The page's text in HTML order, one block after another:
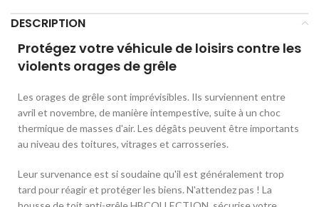
DESCRIPTION
Protégez votre véhicule de loisirs contre les
violents orages de grêle
Les orages de grêle sont imprévisibles. Ils surviennent entre
avril et novembre, de manière intempestive, suite à un choc
thermique de masses d'air. Les dégâts peuvent être importants
au niveau des toitures, vitrages et carrosseries.
Leur survenance est si soudaine qu'il est généralement trop
tard pour réagir et protéger les biens. N'attendez pas ! La